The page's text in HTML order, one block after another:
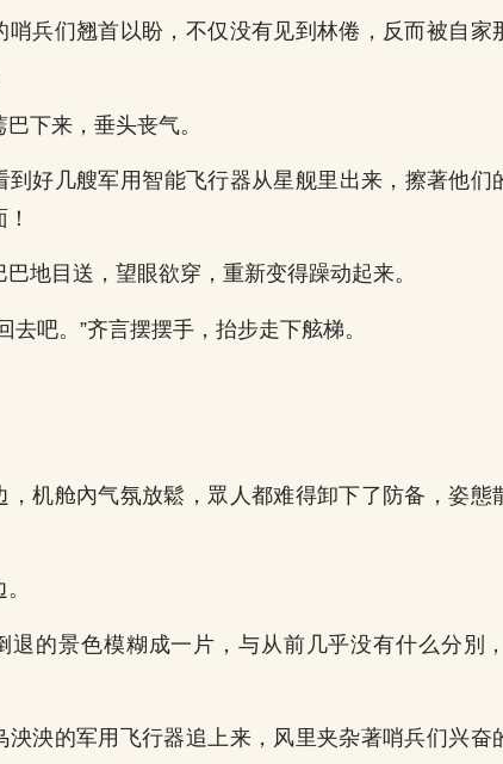
哨兵们翘首以盼，不仅没有见到林倦，反而被自家
下来，垂头丧气。
到好几艘军用智能飞行器从星舰里出来，擦著他
地目送，望眼欲穿，重新变得躁动起来。
去吧。”齐言摆摆手，抬步走下舷梯。
，机舱內气氛放鬆，眾人都难得卸下了防备，姿態
退的景色模糊成一片，与从前几乎没有什么分別
泱泱的军用飞行器追上来，风里夹杂著哨兵们兴奋